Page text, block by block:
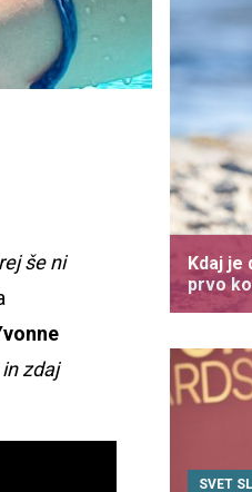
še ni
zdaj
Kdaj je
prvo
SVET